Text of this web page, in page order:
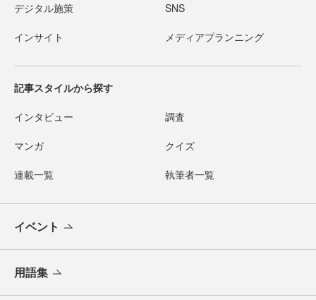
デジタル施策 SNS
インサイト メディアプランニング
記事スタイルから探す
インタビュー 調査
マンガ クイズ
連載一覧 執筆者一覧
イベント
用語集